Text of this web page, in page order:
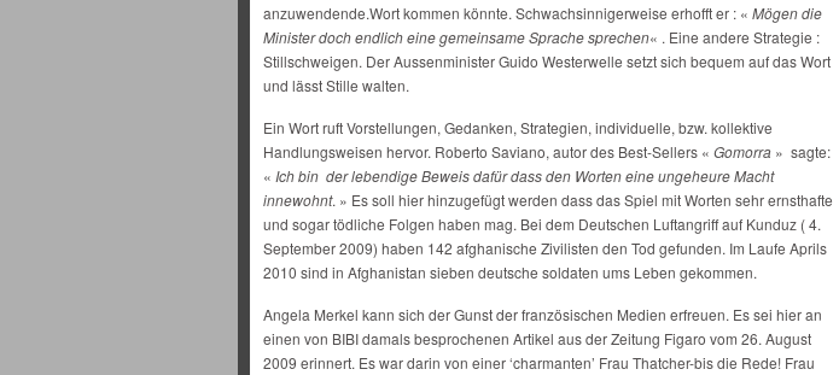
anzuwendende.Wort kommen könnte. Schwachsinnigerweise erhofft er : « Mögen die
Minister doch endlich eine gemeinsame Sprache sprechen« . Eine andere Strategie :
Stillschweigen. Der Aussenminister Guido Westerwelle setzt sich bequem auf das Wort
und lässt Stille walten.
Ein Wort ruft Vorstellungen, Gedanken, Strategien, individuelle, bzw. kollektive
Handlungsweisen hervor. Roberto Saviano, autor des Best-Sellers « Gomorra » sagte:
« Ich bin der lebendige Beweis dafür dass den Worten eine ungeheure Macht
innewohnt. » Es soll hier hinzugefügt werden dass das Spiel mit Worten sehr ernsthafte
und sogar tödliche Folgen haben mag. Bei dem Deutschen Luftangriff auf Kunduz ( 4.
September 2009) haben 142 afghanische Zivilisten den Tod gefunden. Im Laufe Aprils
2010 sind in Afghanistan sieben deutsche soldaten ums Leben gekommen.
Angela Merkel kann sich der Gunst der französischen Medien erfreuen. Es sei hier an
einen von BIBI damals besprochenen Artikel aus der Zeitung Figaro vom 26. August
2009 erinnert. Es war darin von einer ‘charmanten’ Frau Thatcher-bis die Rede! Frau